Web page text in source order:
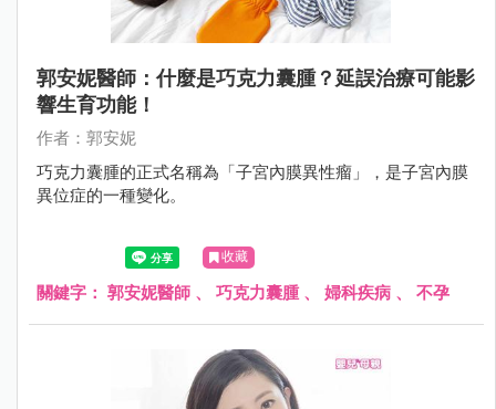
郭安妮醫師：什麼是巧克力囊腫？延誤治療可能影
響生育功能！
作者：郭安妮
巧克力囊腫的正式名稱為「子宮內膜異性瘤」，是子宮內膜
異位症的一種變化。
收藏
關鍵字： 郭安妮醫師 、 巧克力囊腫、 婦科疾病 、 不孕